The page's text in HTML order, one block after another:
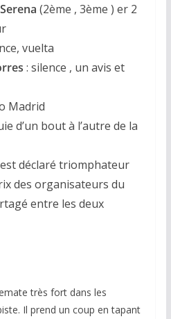
(2ème , 3ème ) er 2
vuelta
: silence , un avis et
Madrid
d’un bout à l’autre de la
déclaré triomphateur
des organisateurs du
entre les deux
très fort dans les
Il prend un coup en tapant